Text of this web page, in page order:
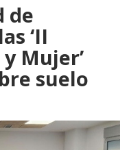
de
‘II
Mujer’
suelo